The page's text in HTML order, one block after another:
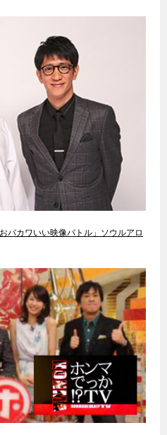
バカワいい映像バトル」ソウルアロ